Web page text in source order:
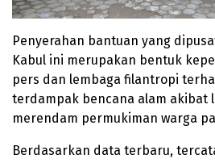
Penyerahan bantuan yang
Kabul ini merupakan bentuk
pers dan lembaga filantropi
terdampak bencana alam akibat
merendam permukiman warga
Berdasarkan data terbaru,